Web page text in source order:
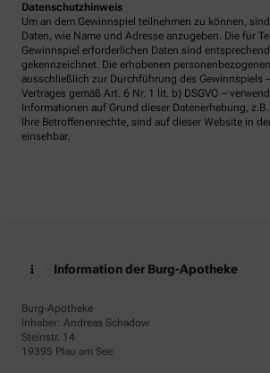
Datenschutzhinweis
Um an dem Gewinnspiel teilnehmen zu können,
Daten, wie Name und Adresse anzugeben. Die für
Gewinnspiel erforderlichen Daten sind
gekennzeichnet. Die erhobenen
ausschließlich zur Durchführung des Gewinnspiels
Vertrages gemäß Art. 6 Nr. 1 lit. b) DSGVO –
Informationen auf Grund dieser Datenerhebung,
Ihre Betroffenenrechte, sind auf dieser Website in
einsehbar.
Information der Burg-Apotheke
Burg-Apotheke
Inhaber: Andreas Schadow
Steinstr. 14
19395 Plau am See